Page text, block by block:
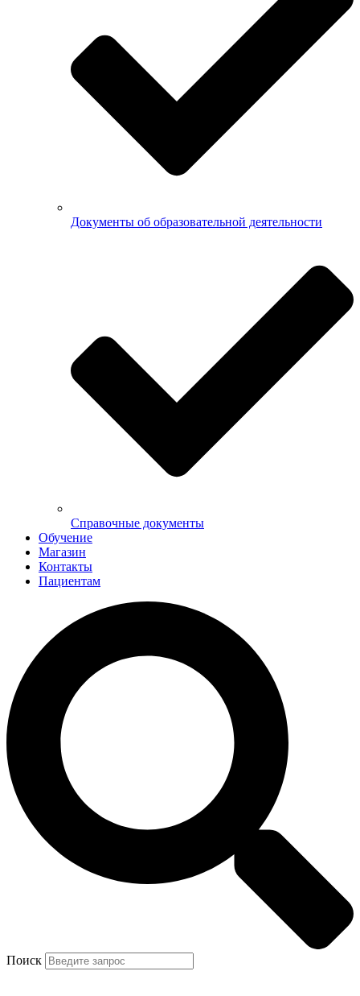
Документы об образовательной деятельности
Справочные документы
Обучение
Магазин
Контакты
Пациентам
Поиск